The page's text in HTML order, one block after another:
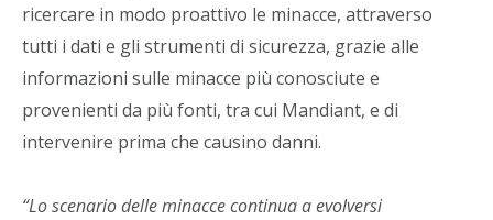
ricercare in modo proattivo le minacce, attraverso
tutti i dati e gli strumenti di sicurezza, grazie alle
informazioni sulle minacce più conosciute e
provenienti da più fonti, tra cui Mandiant, e di
intervenire prima che causino danni.
“Lo scenario delle minacce continua a evolversi